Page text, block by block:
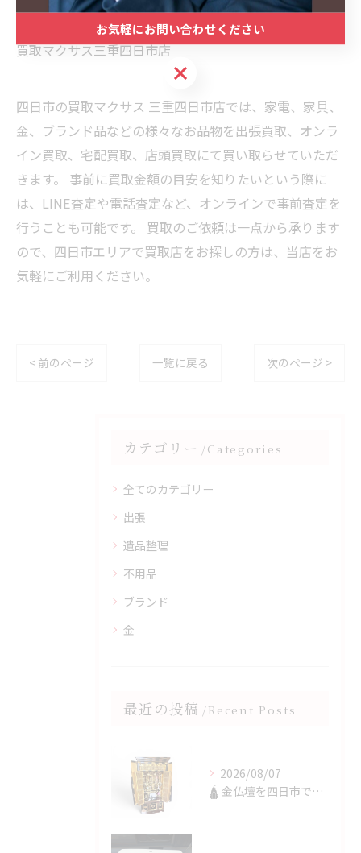
買取マクサス三重四日市店
四日市の買取マクサス 三重四日市店では、家電、家具、
金、ブランド品などの様々なお品物を出張買取、オンラ
イン買取、宅配買取、店頭買取にて買い取らせていただ
きます。 事前に買取金額の目安を知りたいという際に
は、LINE査定や電話査定など、オンラインで事前査定を
行うことも可能です。 買取のご依頼は一点から承ります
ので、四日市エリアで買取店をお探しの方は、当店をお
気軽にご利用ください。
< 前のページ 一覧に戻る 次のページ >
カテゴリー Categories
全てのカテゴリー
出張
遺品整理
不用品
ブランド
金
最近の投稿 Recent Posts
2026/08/07
🛕 金仏壇を四日市で買取✨
お気軽にお問い合わせください
お気軽にお問い合わせください